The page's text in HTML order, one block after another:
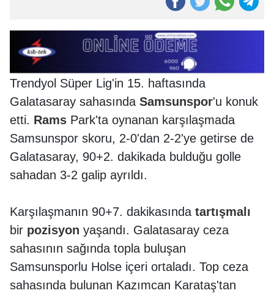
Trendyol Süper Lig'in 15. haftasında
Galatasaray sahasında Samsunspor'u konuk
etti. Rams Park'ta oynanan karşılaşmada
Samsunspor skoru, 2-0'dan 2-2'ye getirse de
Galatasaray, 90+2. dakikada bulduğu golle
sahadan 3-2 galip ayrıldı.
Karşılaşmanın 90+7. dakikasında tartışmalı
bir pozisyon yaşandı. Galatasaray ceza
sahasının sağında topla buluşan
Samsunsporlu Holse içeri ortaladı. Top ceza
sahasında bulunan Kazımcan Karataş'tan